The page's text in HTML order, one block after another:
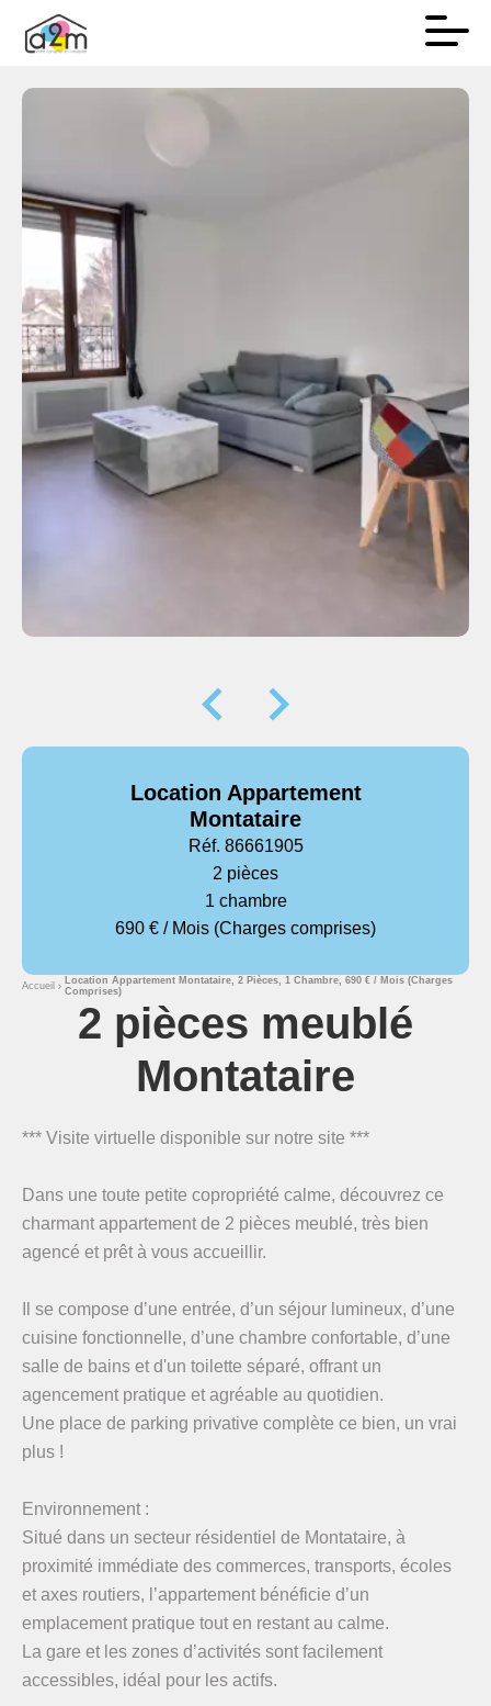
Location Appartement
Montataire
Réf. 86661905
2 pièces
1 chambre
690 € / Mois (Charges comprises)
Accueil
Location Appartement Montataire, 2 Pièces, 1 Chambre, 690 € / Mois (Charges
Comprises)
2 pièces meublé
Montataire
*** Visite virtuelle disponible sur notre site ***
Dans une toute petite copropriété calme, découvrez ce
charmant appartement de 2 pièces meublé, très bien
agencé et prêt à vous accueillir.
Il se compose d’une entrée, d’un séjour lumineux, d’une
cuisine fonctionnelle, d’une chambre confortable, d’une
salle de bains et d'un toilette séparé, offrant un
agencement pratique et agréable au quotidien.
Une place de parking privative complète ce bien, un vrai
plus !
Environnement :
Situé dans un secteur résidentiel de Montataire, à
proximité immédiate des commerces, transports, écoles
et axes routiers, l’appartement bénéficie d’un
emplacement pratique tout en restant au calme.
La gare et les zones d’activités sont facilement
accessibles, idéal pour les actifs.